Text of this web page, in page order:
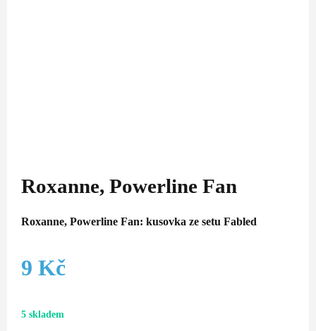
Roxanne, Powerline Fan
Roxanne, Powerline Fan: kusovka ze setu Fabled
9 Kč
5 skladem